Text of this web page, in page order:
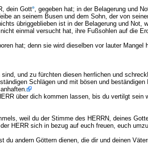
dein Gott , gegeben hat; in der Belagerung und
an seinem Busen und dem Sohn, der von
übriggeblieben ist in der Belagerung und Not,
einmal versucht hat, ihre Fußsohlen auf die
hat; denn sie wird dieselben vor lauter
und zu fürchten diesen herrlichen und
Schlägen und mit bösen und beständigen
über dich kommen lassen, bis du vertilgt sein
weil du der Stimme des HERRN, deines
HERR sich in bezug auf euch freuen, euch
andern Göttern dienen, die dir und deinen